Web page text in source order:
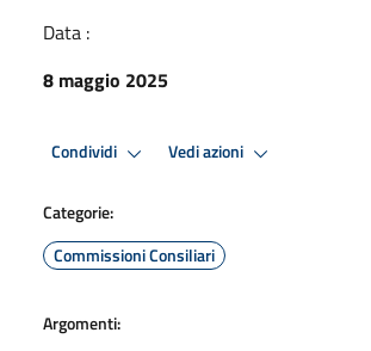
Data :
8 maggio 2025
Condividi Vedi azioni
Categorie:
Commissioni Consiliari
Argomenti: